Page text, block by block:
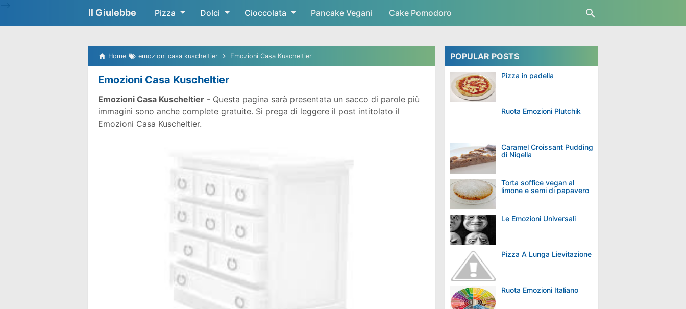
Skip to main content
Il Giulebbe Pizza Dolci Cioccolata Pancake Vegani Cake Pomodoro
Home emozioni casa kuscheltier Emozioni Casa Kuscheltier
Emozioni Casa Kuscheltier
Emozioni Casa Kuscheltier - Questa pagina sarà presentata un sacco di parole più
immagini sono anche complete gratuite. Si prega di leggere il post intitolato il
Emozioni Casa Kuscheltier.
POPULAR POSTS
Pizza in padella
Ruota Emozioni Plutchik
Caramel Croissant Pudding
di Nigella
Torta soffice vegan al
limone e semi di papavero
Le Emozioni Universali
Pizza A Lunga Lievitazione
Ruota Emozioni Italiano